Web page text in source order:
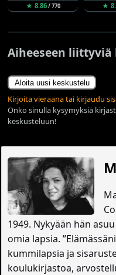
★ 8.86/ 770 ★
Aiheeseen
Aloita uusi keskustelu
Kirjoita vieraana tai kirjaudu
Onko sinulla kysymyksiä
keskusteluun!
1949. Nykyään hän
omia lapsia.
kummilapsia ja
koulukirjastoa,